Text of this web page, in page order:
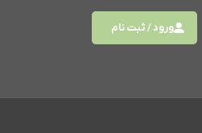
ورود / ثبت نام